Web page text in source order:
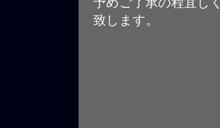
致します。